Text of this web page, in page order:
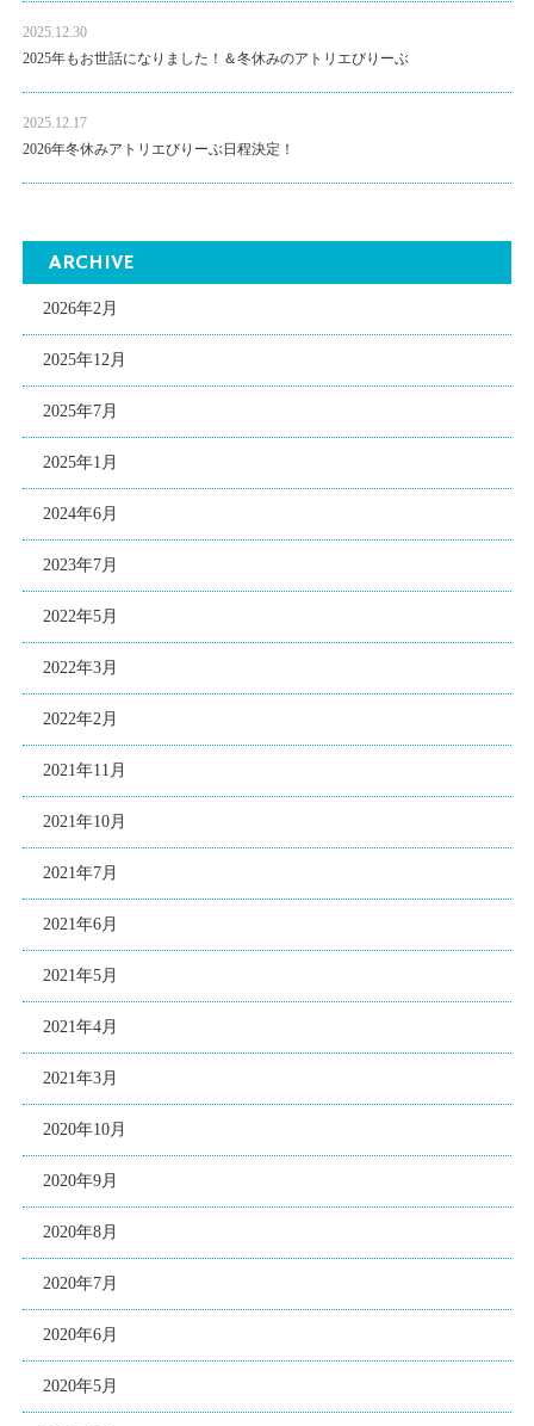
2025.12.30
2025年もお世話になりました！＆冬休みのアトリエびりーぶ
2025.12.17
2026年冬休みアトリエびりーぶ日程決定！
ARCHIVE
2026年2月
2025年12月
2025年7月
2025年1月
2024年6月
2023年7月
2022年5月
2022年3月
2022年2月
2021年11月
2021年10月
2021年7月
2021年6月
2021年5月
2021年4月
2021年3月
2020年10月
2020年9月
2020年8月
2020年7月
2020年6月
2020年5月